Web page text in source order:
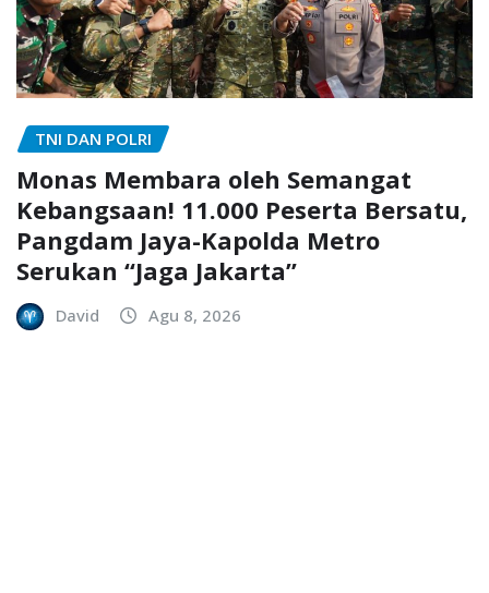
TNI DAN POLRI
Monas Membara oleh Semangat
Kebangsaan! 11.000 Peserta Bersatu,
Pangdam Jaya-Kapolda Metro
Serukan “Jaga Jakarta”
David Agu 8, 2026